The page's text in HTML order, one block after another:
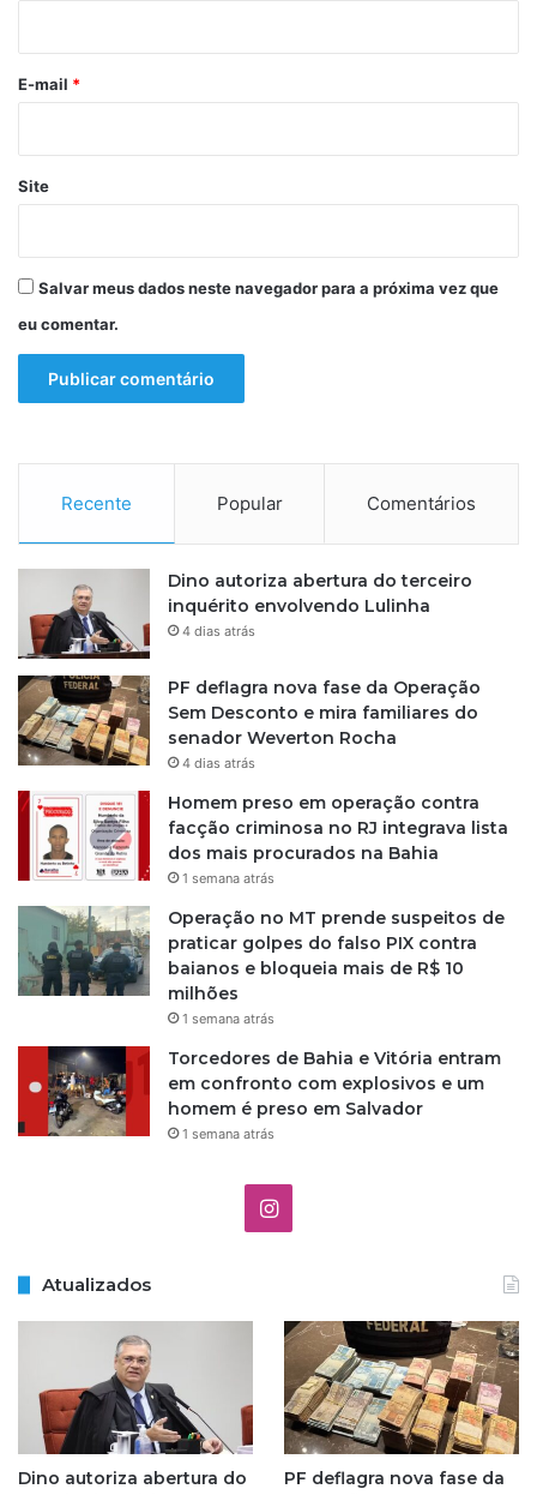
*
E-mail *
Site
Salvar meus dados neste navegador para a próxima vez que
eu comentar.
Recente Popular Comentários
Dino autoriza abertura do terceiro
inquérito envolvendo Lulinha
4 dias atrás
PF deflagra nova fase da Operação
Sem Desconto e mira familiares do
senador Weverton Rocha
4 dias atrás
Homem preso em operação contra
facção criminosa no RJ integrava lista
dos mais procurados na Bahia
1 semana atrás
Operação no MT prende suspeitos de
praticar golpes do falso PIX contra
baianos e bloqueia mais de R$ 10
milhões
1 semana atrás
Torcedores de Bahia e Vitória entram
em confronto com explosivos e um
homem é preso em Salvador
1 semana atrás
Instagram
Atualizados
Dino autoriza abertura do
PF deflagra nova fase da